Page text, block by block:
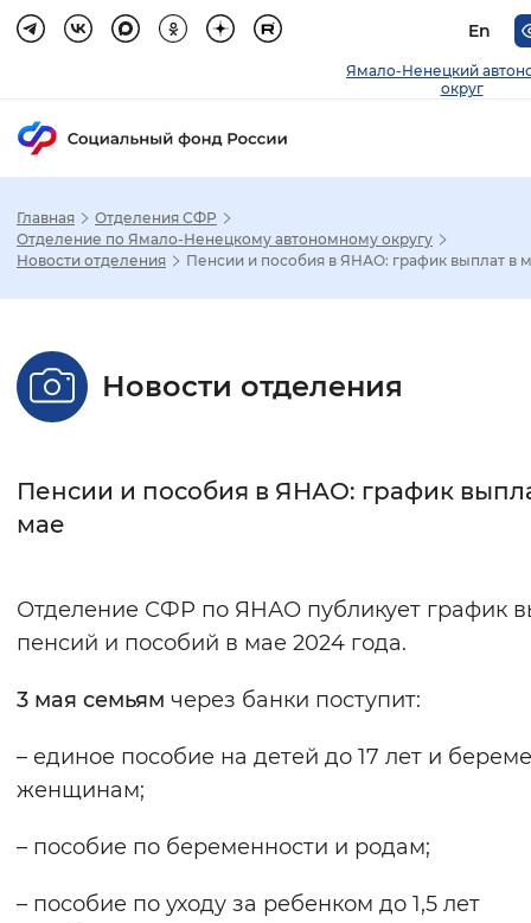
En
Ямало-Ненецкий
округ
Настройка режима отображения
Стандартный Увеличенный
Нормальный Увеличенный
Изображения
Главная
Отделения СФР
Отделение по Ямало-Ненецкому автономному округу
Новости отделения
Пенсии и пособия в ЯНАО: график выплат в
Новости отделения
Пенсии и пособия в ЯНАО: график
мае
Отделение СФР по ЯНАО публикует график
пенсий и пособий в мае 2024 года.
3 мая семьям через банки поступит:
– единое пособие на детей до 17 лет и
женщинам;
– пособие по беременности и родам;
– пособие по уходу за ребенком до 1,5 лет